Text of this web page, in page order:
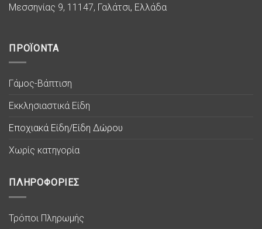
Μεσσηνίας 9, 11147, Γαλάτσι, Ελλάδα
ΠΡΟΪΟΝΤΑ
Γάμος-Βάπτιση
Εκκλησιαστικά Είδη
Εποχιακά Είδη/Είδη Δώρου
Χωρίς κατηγορία
ΠΛΗΡΟΦΟΡΙΕΣ
Τρόποι Πληρωμής